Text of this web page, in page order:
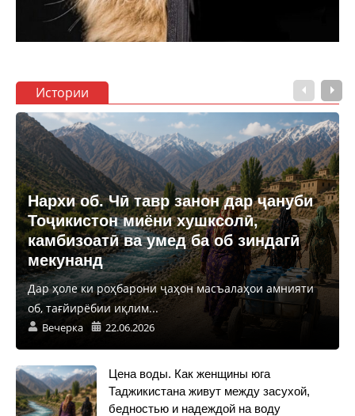
Истории
Нархи об. Чӣ тавр занон дар ҷануби
Тоҷикистон миёни хушксолӣ,
камбизоатӣ ва умед ба об зиндагӣ
мекунанд
Дар ҳоле ки роҳбарони ҷаҳон масъалаҳои амнияти
об, тағйирёбии иқлим...
Вечерка 22.06.2026
Цена воды. Как женщины юга
Таджикистана живут между засухой,
бедностью и надеждой на воду